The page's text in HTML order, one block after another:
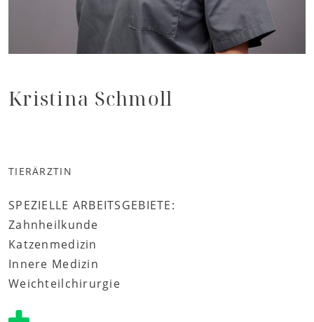
Kristina Schmoll
TIERÄRZTIN
SPEZIELLE ARBEITSGEBIETE:
Zahnheilkunde
Katzenmedizin
Innere Medizin
Weichteilchirurgie